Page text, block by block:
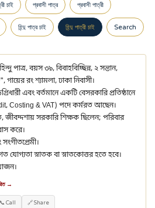
চাই প্রবাসী পাত্র প্রবাসী পাত্রী
হিন্দু পাত্র চাই হিন্দু পাত্রী চাই Search
পাত্র, বয়স ৩৯, বিবাহবিচ্ছিন্ন, ২ সন্তান,
রং শ্যামলা, ঢাকা নিবাসী।
এবং বর্তমানে একটি বেসরকারি প্রতিষ্ঠানে
Costing & VAT) পদে কর্মরত আছেন।
জীবদ্দশায় সরকারি শিক্ষক ছিলেন; পরিবার
করে।
যোগ্যতা স্নাতক বা স্নাতকোত্তর হতে হবে।
→
📞 Call 🔗 Share